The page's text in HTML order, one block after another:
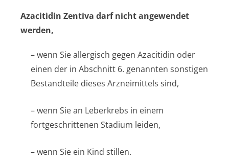
Azacitidin Zentiva darf nicht angewendet
werden,
– wenn Sie allergisch gegen Azacitidin oder
einen der in Abschnitt 6. genannten sonstigen
Bestandteile dieses Arzneimittels sind,
– wenn Sie an Leberkrebs in einem
fortgeschrittenen Stadium leiden,
– wenn Sie ein Kind stillen.